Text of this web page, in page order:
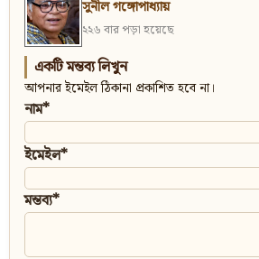
সুনীল গঙ্গোপাধ্যায়
২২৬ বার পড়া হয়েছে
একটি মন্তব্য লিখুন
আপনার ইমেইল ঠিকানা প্রকাশিত হবে না।
নাম*
ইমেইল*
মন্তব্য*